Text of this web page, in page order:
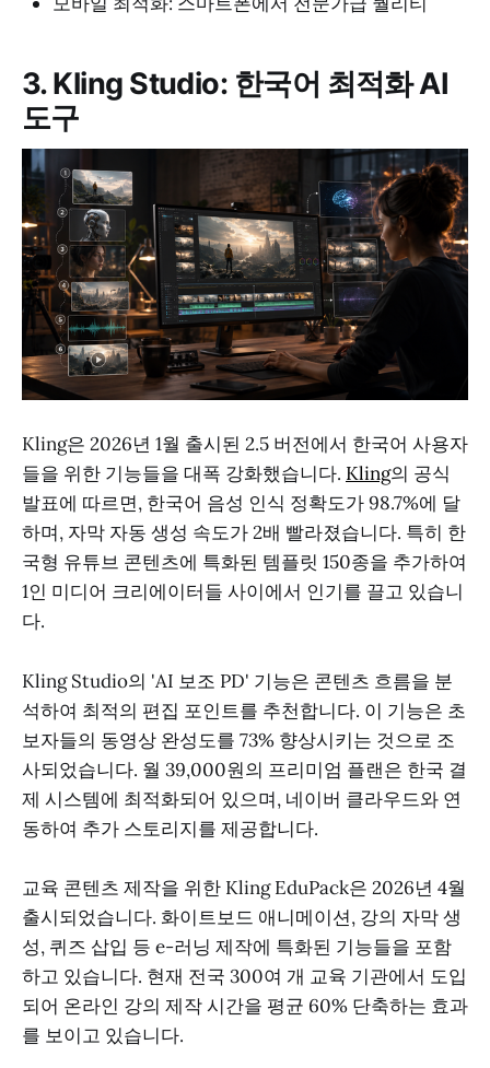
3. Kling Studio: 한국어 최적화 AI
도구
Kling은 2026년 1월 출시된 2.5 버전에서 한국어 사용자
들을 위한 기능들을 대폭 강화했습니다. Kling의 공식
발표에 따르면, 한국어 음성 인식 정확도가 98.7%에 달
하며, 자막 자동 생성 속도가 2배 빨라졌습니다. 특히 한
국형 유튜브 콘텐츠에 특화된 템플릿 150종을 추가하여
1인 미디어 크리에이터들 사이에서 인기를 끌고 있습니
다.
Kling Studio의 'AI 보조 PD' 기능은 콘텐츠 흐름을 분
석하여 최적의 편집 포인트를 추천합니다. 이 기능은 초
보자들의 동영상 완성도를 73% 향상시키는 것으로 조
사되었습니다. 월 39,000원의 프리미엄 플랜은 한국 결
제 시스템에 최적화되어 있으며, 네이버 클라우드와 연
동하여 추가 스토리지를 제공합니다.
교육 콘텐츠 제작을 위한 Kling EduPack은 2026년 4월
출시되었습니다. 화이트보드 애니메이션, 강의 자막 생
성, 퀴즈 삽입 등 e-러닝 제작에 특화된 기능들을 포함
하고 있습니다. 현재 전국 300여 개 교육 기관에서 도입
되어 온라인 강의 제작 시간을 평균 60% 단축하는 효과
를 보이고 있습니다.